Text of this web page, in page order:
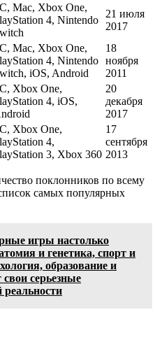
Mac, Xbox One,
4, Nintendo
21 июля
2017
Mac, Xbox One,
4, Nintendo
iOS, Android
18
ноября
2011
Xbox One,
4, iOS,
20
декабря
2017
Xbox One,
4,
3, Xbox 360
17
сентября
2013
поклонников по всему
самых популярных
игры настолько
и генетика, спорт и
образование и
свои серьезные